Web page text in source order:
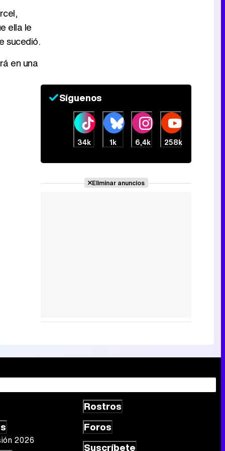
Canción ganadora de Eurovisión 2026: DARA con "Bangaranga" por Bulgaria
ella le
sucedió.
en una
Síguenos
34k 1k 6,4k 258k
Eliminar anuncios
2026
Rostros
Foros
Suscríbete